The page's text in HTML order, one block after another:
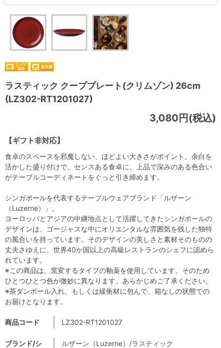
ラスティック クーププレート(クリムゾン) 26cm
(LZ302-RT1201027)
【ギフト非対応】
3,080円(税込)
商品コード LZ302-RT1201027
ブランド/シ
ルザーン（Luzerne）/ラスティック
食卓のスペースを邪魔しない、ほどよい大きさがポイント。余白を
活かした盛り付けで、センスある食卓に。上品で深みのある色合い
がテーブルコーディネートをぐっと引き締めます。
シンガポールを代表するテーブルウェアブランド「ルザーン
（Luzerne）」。
ヨーロッパとアジアの中継地点として活躍してきたシンガポールの
デザインは、ゴージャスな中にオリエンタルな雰囲気を残した独特
の風合いを持っています。そのデザインの美しさと素材そのものの
丈夫さゆえに、世界40か国以上の高級レストランのシェフに認めら
れています。
※この商品は、窯変するタイプの釉薬を使用しています。そのため
ひとつひとつ色が微妙に異なります。あらかじめご了承ください。
※茶ダンボール入れ、もしくは緩衝材に包んで、箱なしの状態での
お届けとなります。